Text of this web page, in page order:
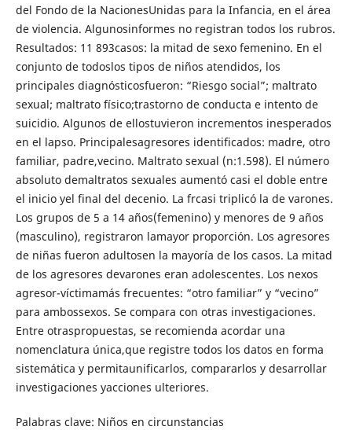
del Fondo de la NacionesUnidas para la Infancia, en el área
de violencia. Algunosinformes no registran todos los rubros.
Resultados: 11 893casos: la mitad de sexo femenino. En el
conjunto de todoslos tipos de niños atendidos, los
principales diagnósticosfueron: “Riesgo social”; maltrato
sexual; maltrato físico;trastorno de conducta e intento de
suicidio. Algunos de ellostuvieron incrementos inesperados
en el lapso. Principalesagresores identificados: madre, otro
familiar, padre,vecino. Maltrato sexual (n:1.598). El número
absoluto demaltratos sexuales aumentó casi el doble entre
el inicio yel final del decenio. La frcasi triplicó la de varones.
Los grupos de 5 a 14 años(femenino) y menores de 9 años
(masculino), registraron lamayor proporción. Los agresores
de niñas fueron adultosen la mayoría de los casos. La mitad
de los agresores devarones eran adolescentes. Los nexos
agresor-víctimamás frecuentes: “otro familiar” y “vecino”
para ambossexos. Se compara con otras investigaciones.
Entre otraspropuestas, se recomienda acordar una
nomenclatura única,que registre todos los datos en forma
sistemática y permitaunificarlos, compararlos y desarrollar
investigaciones yacciones ulteriores.
Palabras clave: Niños en circunstancias